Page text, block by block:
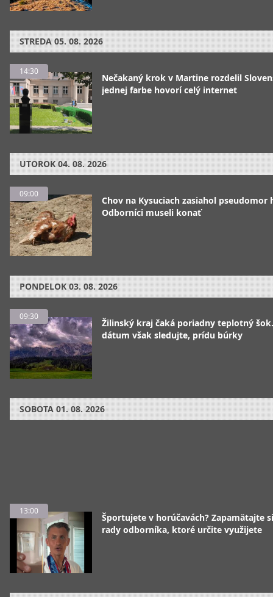
STREDA 05. 08. 2026
14:30
Nečakaný krok v Martine rozdelil
jednej farbe hovorí celý internet
UTOROK 04. 08. 2026
09:00
Chov na Kysuciach zasiahol pseudomor
Odborníci museli konať
PONDELOK 03. 08. 2026
09:30
Žilinský kraj čaká poriadny teplotný
dátum však sledujte, prídu búrky
SOBOTA 01. 08. 2026
13:00
Športujete v horúčavách? Zapamätajte
rady odborníka, ktoré určite využijete